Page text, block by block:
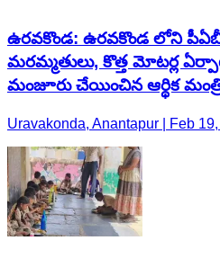
ఉరవకొండ: ఉరవకొండ లోని
మరమ్మతులు, కొత్త మోటర్ల
మంజూరు చేయించిన ఆర్థిక
Uravakonda, Anantapur | Feb